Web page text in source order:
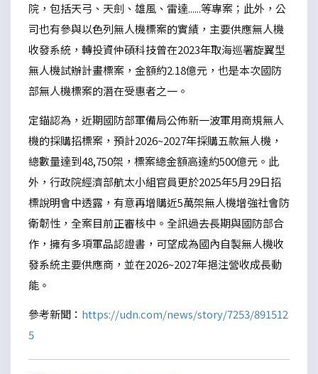
院，包括天弓、天劍、雄風、雷達......等專案；此外，公
司也有參與以色列無人機標案的實績，主要供應無人機
收發系統，轉投資仲碩科技曾在2023年取海巡署旋翼型
無人機試辦計畫標案，金額約2.18億元，也是本次國防
部無人機標案的潛在受惠者之一。
定錨認為，近期國防部軍備局公佈新一波軍用商規無人
機的採購招標案，預計2026~2027年採購五款無人機，
總數量達到48,750架，標案總金額高達約500億元。此
外，行政院經濟部航太小組官員更於2025年5月29日招
標說明會中透露，有意再增購近5萬架無人機增強社會防
衛韌性，全案目前正審核中。全訊過去長期與國防部合
作，擁有多項軍品認證書，可望成為國內自製無人機收
發系統主要供應商，並在2026~2027年挹注營收成長動
能。
參考新聞： https://udn.com/news/story/7253/891512
5